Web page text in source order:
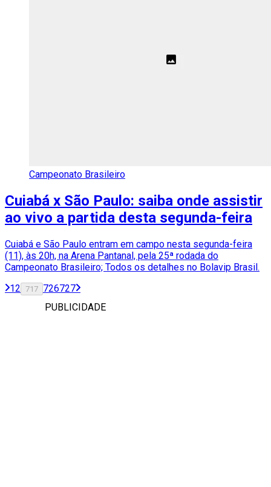
Campeonato Brasileiro
Cuiabá x São Paulo: saiba onde assistir
ao vivo a partida desta segunda-feira
Cuiabá e São Paulo entram em campo nesta segunda-feira
(11), às 20h, na Arena Pantanal, pela 25ª rodada do
Campeonato Brasileiro; Todos os detalhes no Bolavip Brasil.
12 717 726727
PUBLICIDADE